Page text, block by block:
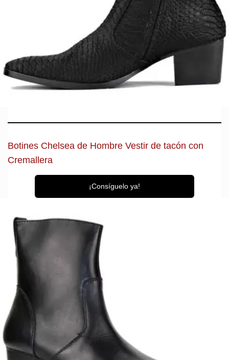
Botines Chelsea de Hombre Vestir de tacón con
Cremallera
¡Consíguelo ya!